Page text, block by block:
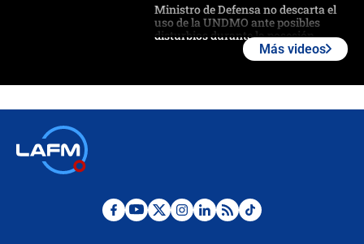
Ministro de Defensa no descarta el
uso de la UNDMO ante posibles
disturbios durante la posesión
Las seis de las 6 con Juan Lozano |
Más videos